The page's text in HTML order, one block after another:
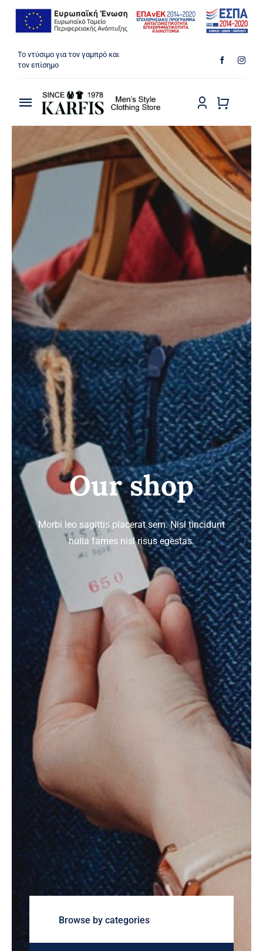
Μετάβαση
Το ντύσιμο για τον γαμπρό και
τον επίσημο
Toggle
Navigation
ΠΑΝΤΕΛΟΝΙΑ
ΜΠΟΥΦΑΝ
ΠΑΛΤΟ
ΣΑΚΑΚΙΑ
ΚΟΣΤΟΥΜΙΑ
GALLERY
Our shop
Morbi leo sagittis placerat sem. Nisl tincidunt
nulla fames nisl risus egestas.
Browse by categories